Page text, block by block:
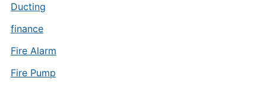
Ducting
finance
Fire Alarm
Fire Pump